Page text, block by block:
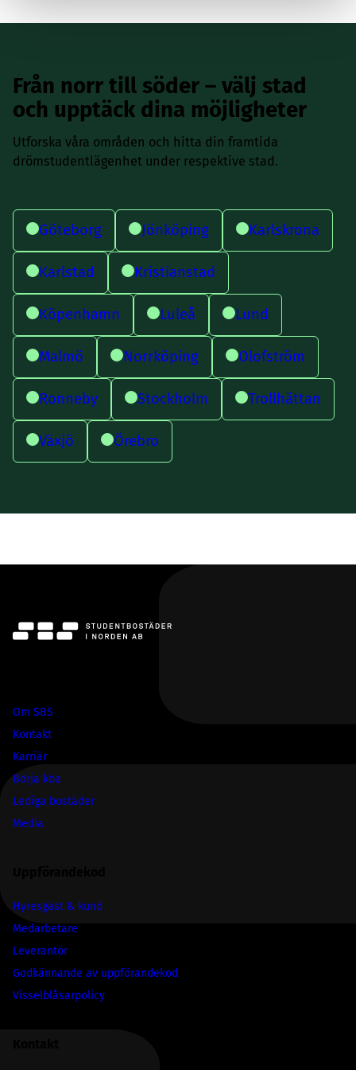
Från norr till söder – välj stad
och upptäck dina möjligheter
Utforska våra områden och hitta din framtida
drömstudentlägenhet under respektive stad.
Göteborg Jönköping Karlskrona
Karlstad Kristianstad
Köpenhamn Luleå Lund
Malmö Norrköping Olofström
Ronneby Stockholm Trollhättan
Växjö Örebro
Om SBS
Kontakt
Karriär
Börja köa
Lediga bostäder
Media
Hyresgäst & kund
Medarbetare
Leverantör
Godkännande av uppförandekod
Visselblåsarpolicy